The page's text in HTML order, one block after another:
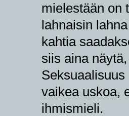
mielestään on
lahnaisin
kahtia
siis aina
vaikea uskoa,
ihmismieli.